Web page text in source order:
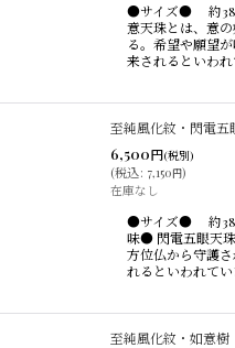
●サイズ● 約
意天珠とは、意
る。希望や願望
来されるといわれ
至純風化紋・閃電五
6,500円(税別)
(税込: 7,150円)
在庫なし
●サイズ● 約
味● 閃電五眼天
方位仏から守護
れるといわれてい
至純風化紋・如意樹